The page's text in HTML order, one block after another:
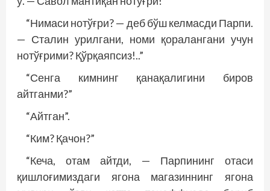
“Нимаси нотўғри? — деб бўш келмасди Парпи.
— Сталин урилгани, номи қоралангани учун
нотўғрими? Қўрқаяпсиз!..”
“Сенга кимнинг қанақалигини биров
айтганми?”
“Айтган”.
“Ким? Қачон?”
“Кеча, отам айтди, — Парпининг отаси
қишлоғимиздаги ягона магазиннинг ягона